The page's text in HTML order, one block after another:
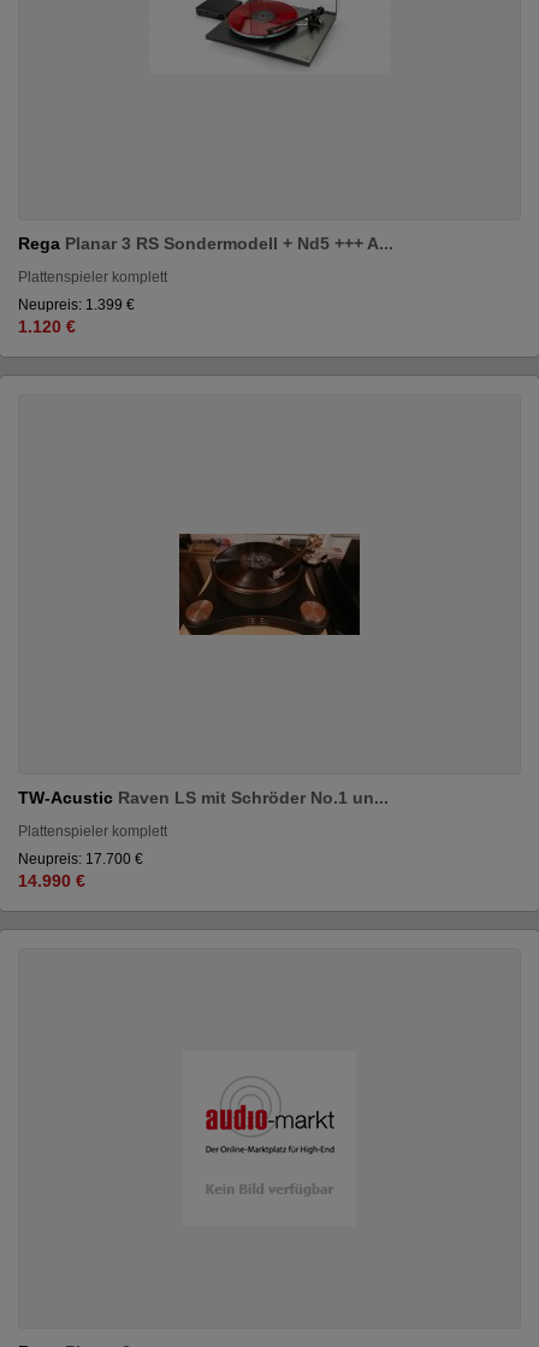
Rega Planar 3 RS Sondermodell + Nd5 +++ A...
Plattenspieler komplett
Neupreis: 1.399 €
1.120 €
TW-Acustic Raven LS mit Schröder No.1 un...
Plattenspieler komplett
Neupreis: 17.700 €
14.990 €